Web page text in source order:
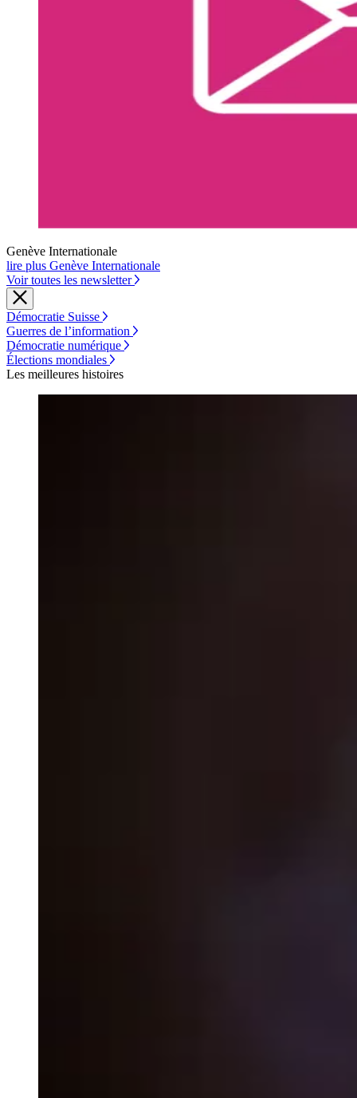
Genève Internationale
lire plus Genève Internationale
Voir toutes les newsletter
Démocratie Suisse
Guerres de l’information
Démocratie numérique
Élections mondiales
Les meilleures histoires